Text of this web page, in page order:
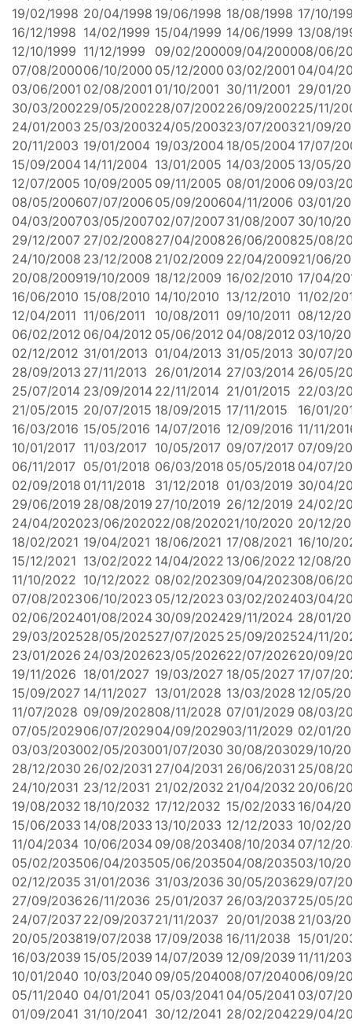
19/02/1998 20/04/1998 19/06/1998 18/08/1998 17/10/
16/12/1998 14/02/1999 15/04/1999 14/06/1999 13/08/
12/10/1999 11/12/1999 09/02/200009/04/200008/06/
07/08/200006/10/2000 05/12/2000 03/02/2001 04/04/
03/06/2001 02/08/2001 01/10/2001 30/11/2001 29/01/
30/03/200229/05/200228/07/200226/09/200225/11/
24/01/2003 25/03/200324/05/200323/07/200321/09/
20/11/2003 19/01/2004 19/03/2004 18/05/2004 17/07/
15/09/2004 14/11/2004 13/01/2005 14/03/2005 13/05/
12/07/2005 10/09/2005 09/11/2005 08/01/2006 09/03/
08/05/200607/07/2006 05/09/200604/11/2006 03/01/
04/03/200703/05/200702/07/200731/08/2007 30/10/
29/12/2007 27/02/200827/04/200826/06/200825/08/
24/10/2008 23/12/2008 21/02/2009 22/04/200921/06/
20/08/200919/10/2009 18/12/2009 16/02/2010 17/04/
16/06/2010 15/08/2010 14/10/2010 13/12/2010 11/02/
12/04/2011 11/06/2011 10/08/2011 09/10/2011 08/12/
06/02/2012 06/04/2012 05/06/2012 04/08/2012 03/10/
02/12/2012 31/01/2013 01/04/2013 31/05/2013 30/07/
28/09/2013 27/11/2013 26/01/2014 27/03/2014 26/05/
25/07/2014 23/09/2014 22/11/2014 21/01/2015 22/03/
21/05/2015 20/07/2015 18/09/2015 17/11/2015
16/01/
16/03/2016 15/05/2016 14/07/2016 12/09/2016 11/11/
10/01/2017 11/03/2017 10/05/2017 09/07/2017 07/09/
06/11/2017 05/01/2018 06/03/2018 05/05/2018 04/07/
02/09/2018 01/11/2018 31/12/2018 01/03/2019 30/04/
29/06/2019 28/08/2019 27/10/2019 26/12/2019 24/02/
24/04/202023/06/202022/08/202021/10/2020 20/12/
18/02/2021 19/04/2021 18/06/2021 17/08/2021 16/10/
15/12/2021 13/02/2022 14/04/2022 13/06/2022 12/08/
11/10/2022 10/12/2022 08/02/202309/04/202308/06/
07/08/202306/10/2023 05/12/2023 03/02/202403/04/
02/06/202401/08/2024 30/09/202429/11/2024 28/01/
29/03/202528/05/202527/07/2025 25/09/202524/11/
23/01/2026 24/03/202623/05/202622/07/202620/09/
19/11/2026 18/01/2027 19/03/2027 18/05/2027 17/07/
15/09/2027 14/11/2027 13/01/2028 13/03/2028 12/05/
11/07/2028 09/09/202808/11/2028 07/01/2029 08/03/
07/05/202906/07/202904/09/202903/11/2029 02/01/
03/03/203002/05/203001/07/2030 30/08/203029/10/
28/12/2030 26/02/2031 27/04/2031 26/06/2031 25/08/
24/10/2031 23/12/2031 21/02/2032 21/04/2032 20/06/
19/08/2032 18/10/2032 17/12/2032 15/02/2033 16/04/
15/06/2033 14/08/2033 13/10/2033 12/12/2033 10/02/
11/04/2034 10/06/2034 09/08/203408/10/2034 07/12/
05/02/203506/04/203505/06/203504/08/203503/10/
02/12/2035 31/01/2036 31/03/2036 30/05/203629/07/
27/09/203626/11/2036 25/01/2037 26/03/203725/05/
24/07/203722/09/203721/11/2037 20/01/2038 21/03/
20/05/203819/07/2038 17/09/2038 16/11/2038 15/01/
16/03/2039 15/05/2039 14/07/2039 12/09/2039 11/11/
10/01/2040 10/03/2040 09/05/204008/07/204006/09/
05/11/2040 04/01/2041 05/03/2041 04/05/2041 03/07/
01/09/2041 31/10/2041 30/12/2041 28/02/204229/04/